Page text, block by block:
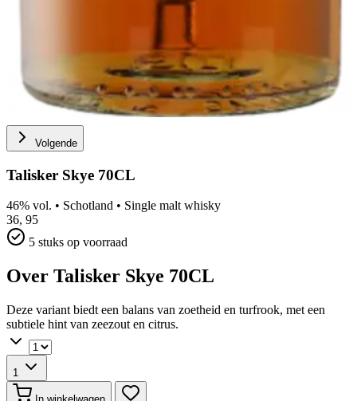
Volgende
Talisker Skye 70CL
46% vol. • Schotland • Single malt whisky
36, 95
5 stuks op voorraad
Over Talisker Skye 70CL
Deze variant biedt een balans van zoetheid en turfrook, met een
subtiele hint van zeezout en citrus.
1